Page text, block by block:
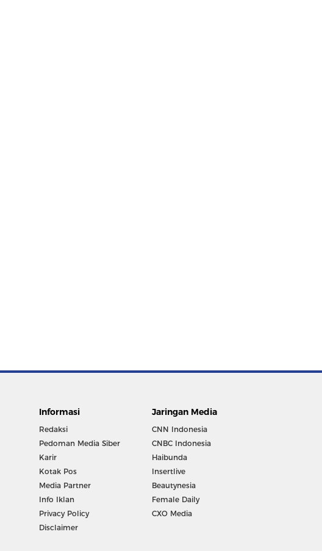
Informasi
Redaksi
Pedoman Media Siber
Karir
Kotak Pos
Media Partner
Info Iklan
Privacy Policy
Disclaimer
Jaringan Media
CNN Indonesia
CNBC Indonesia
Haibunda
Insertlive
Beautynesia
Female Daily
CXO Media